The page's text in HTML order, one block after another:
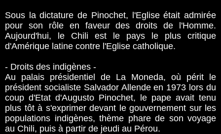
Sous la dictature de Pinochet, l'Eglise était admirée
pour son rôle en faveur des droits de l'Homme.
Aujourd'hui, le Chili est le pays le plus critique
d'Amérique latine contre l'Eglise catholique.
- Droits des indigènes -
Au palais présidentiel de La Moneda, où périt le
président socialiste Salvador Allende en 1973 lors du
coup d'Etat d'Augusto Pinochet, le pape avait tenu
plus tôt à s'exprimer devant le gouvernement sur les
populations indigènes, thème phare de son voyage
au Chili, puis à partir de jeudi au Pérou.